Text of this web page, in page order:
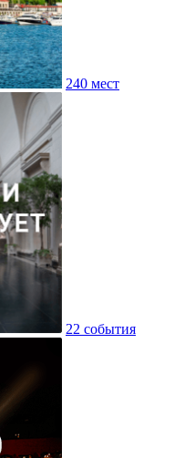
240 мест
22 события